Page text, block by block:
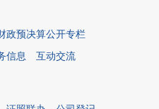
政预决算公开专栏
信息 互动交流